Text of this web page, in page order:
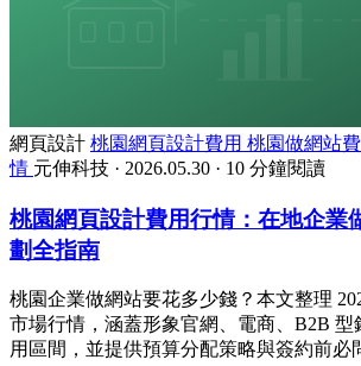
網頁設計 桃園網頁設計費用 桃園做網站
情 元伸科技 · 2026.05.30 · 10 分鐘閱讀
桃園網頁設計費用行情：在地企業
劃全指南
桃園企業做網站要花多少錢？本文整理
市場行情，涵蓋形象官網、電商、B2B 型
用區間，並提供預算分配策略與簽約前必